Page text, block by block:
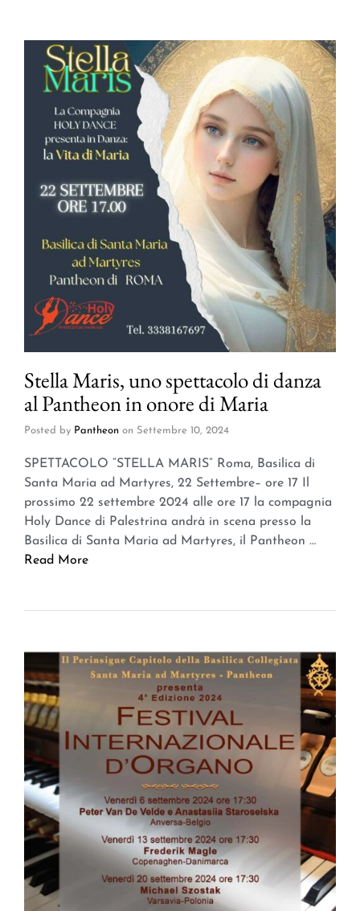
Stella Maris, uno spettacolo di danza
al Pantheon in onore di Maria
Posted by Pantheon on Settembre 10, 2024
SPETTACOLO “STELLA MARIS” Roma, Basilica di
Santa Maria ad Martyres, 22 Settembre– ore 17 Il
prossimo 22 settembre 2024 alle ore 17 la compagnia
Holy Dance di Palestrina andrà in scena presso la
Basilica di Santa Maria ad Martyres, il Pantheon …
Read More